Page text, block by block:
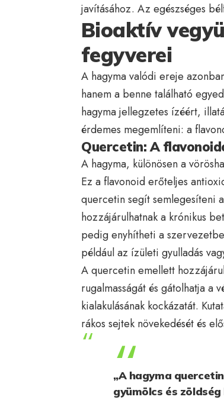
javításához. Az egészséges
Bioaktív
fegyverei
A hagyma valódi ereje
hanem a benne található
hagyma jellegzetes ízéért,
érdemes megemlíteni: a
Quercetin: A
A hagyma, különösen a
Ez a flavonoid erőteljes
quercetin segít semlegesíteni
hozzájárulhatnak a krónikus
pedig enyhítheti a
például az ízületi gyulladás
A quercetin emellett
rugalmasságát és gátolhatja a
kialakulásának kockázatát.
rákos sejtek növekedését és
„A hagyma
gyümölcs és